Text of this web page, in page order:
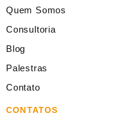
Quem Somos
Consultoria
Blog
Palestras
Contato
CONTATOS